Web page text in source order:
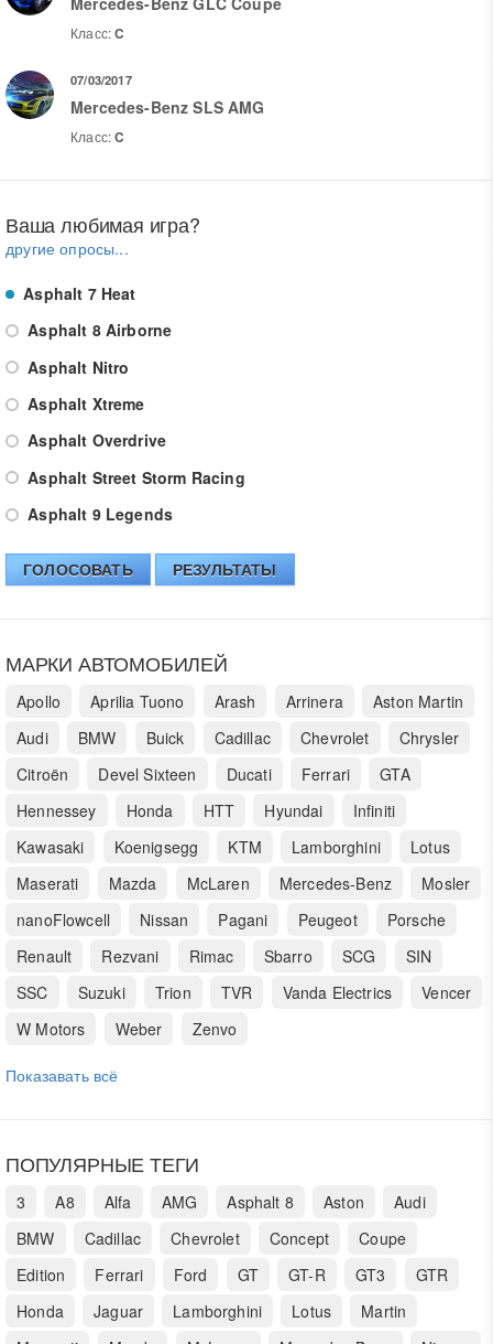
Класс:C
07/03/2017
Mercedes-Benz SLS AMG
Класс:C
Ваша любимая игра?
другие опросы...
Asphalt 7 Heat
Asphalt 8 Airborne
Asphalt Nitro
Asphalt Xtreme
Asphalt Overdrive
Asphalt Street Storm Racing
Asphalt 9 Legends
ГОЛОСОВАТЬ РЕЗУЛЬТАТЫ
МАРКИ АВТОМОБИЛЕЙ
Apollo Aprilia Tuono Arash Arrinera
Aston Martin
Audi
BMW Buick Cadillac Chevrolet
Chrysler
Citroën
Devel Sixteen Ducati Ferrari
GTA
Hennessey
Honda HTT Hyundai
Infiniti
Kawasaki
Koenigsegg KTM Lamborghini
Lotus
Maserati
Mazda McLaren Mercedes-Benz
Mosler
nanoFlowcell
Nissan Pagani Peugeot
Porsche
Renault
Rezvani Rimac Sbarro SCG
SIN
SSC
Suzuki Trion TVR Vanda Electrics
Vencer
W Motors
Weber Zenvo
Показавать всё
ПОПУЛЯРНЫЕ ТЕГИ
3 A8 Alfa AMG Asphalt 8 Aston
Audi
BMW
Cadillac Chevrolet Concept
Coupe
Edition
Ferrari Ford GT GT-R GT3
GTR
Honda
Jaguar Lamborghini Lotus
Martin